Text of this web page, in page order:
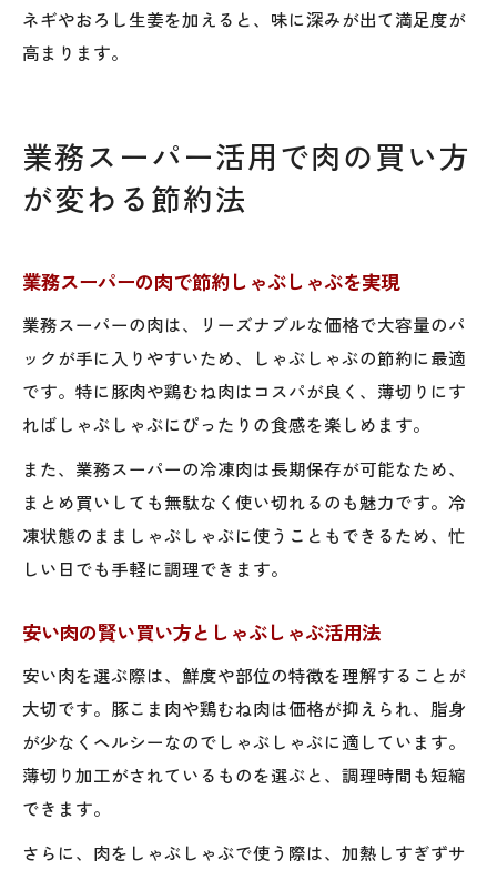
ネギやおろし生姜を加えると、味に深みが出て満足度が
高まります。
業務スーパー活用で肉の買い方
が変わる節約法
業務スーパーの肉で節約しゃぶしゃぶを実現
業務スーパーの肉は、リーズナブルな価格で大容量のパ
ックが手に入りやすいため、しゃぶしゃぶの節約に最適
です。特に豚肉や鶏むね肉はコスパが良く、薄切りにす
ればしゃぶしゃぶにぴったりの食感を楽しめます。
また、業務スーパーの冷凍肉は長期保存が可能なため、
まとめ買いしても無駄なく使い切れるのも魅力です。冷
凍状態のまましゃぶしゃぶに使うこともできるため、忙
しい日でも手軽に調理できます。
安い肉の賢い買い方としゃぶしゃぶ活用法
安い肉を選ぶ際は、鮮度や部位の特徴を理解することが
大切です。豚こま肉や鶏むね肉は価格が抑えられ、脂身
が少なくヘルシーなのでしゃぶしゃぶに適しています。
薄切り加工がされているものを選ぶと、調理時間も短縮
できます。
さらに、肉をしゃぶしゃぶで使う際は、加熱しすぎずサ